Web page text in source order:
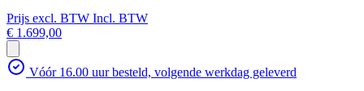
Prijs excl. BTW Incl. BTW
€ 1.699,00
Vóór 16.00 uur besteld, volgende werkdag geleverd